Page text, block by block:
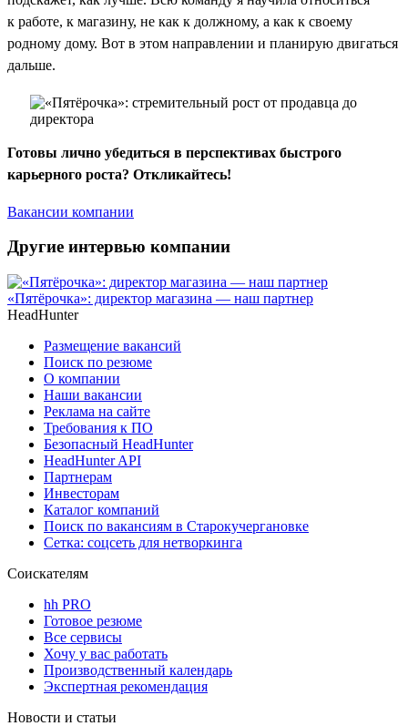
к работе, к магазину, не как к должному, а как к своему
родному дому. Вот в этом направлении и планирую двигаться
дальше.
Готовы лично убедиться в перспективах быстрого
карьерного роста? Откликайтесь!
Вакансии компании
Другие интервью компании
«Пятёрочка»: директор магазина — наш партнер
HeadHunter
Размещение вакансий
Поиск по резюме
О компании
Наши вакансии
Реклама на сайте
Требования к ПО
Безопасный HeadHunter
HeadHunter API
Партнерам
Инвесторам
Каталог компаний
Поиск по вакансиям в Старокучергановке
Сетка: соцсеть для нетворкинга
Соискателям
hh PRO
Готовое резюме
Все сервисы
Хочу у вас работать
Производственный календарь
Экспертная рекомендация
Новости и статьи